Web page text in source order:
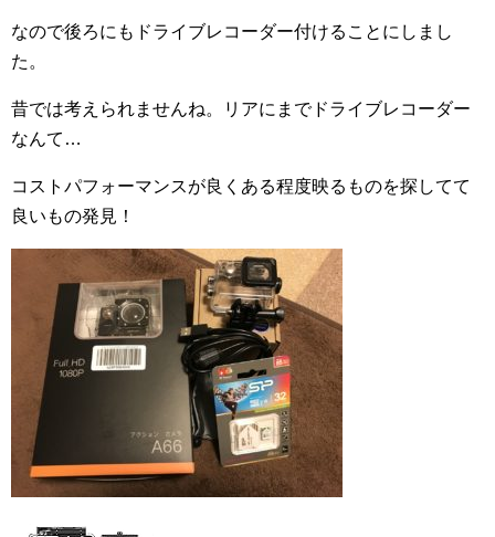
なので後ろにもドライブレコーダー付けることにしまし
た。
昔では考えられませんね。リアにまでドライブレコーダー
なんて…
コストパフォーマンスが良くある程度映るものを探してて
良いもの発見！